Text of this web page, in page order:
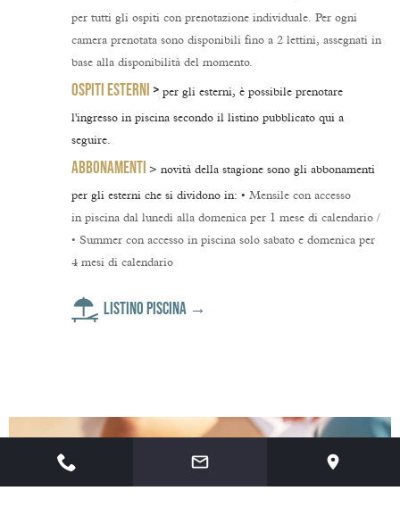
per tutti gli ospiti con prenotazione individuale. Per ogni
camera prenotata sono disponibili fino a 2 lettini, assegnati in
base alla disponibilità del momento.
OSPITI ESTERNI > per gli esterni, è possibile prenotare
l'ingresso in piscina secondo il listino pubblicato qui a
seguire.
ABBONAMENTI > novità della stagione sono gli abbonamenti
per gli esterni che si dividono in: • Mensile con accesso
in piscina dal lunedì alla domenica per 1 mese di calendario /
• Summer con accesso in piscina solo sabato e domenica per
4 mesi di calendario
LISTINO PISCINA →